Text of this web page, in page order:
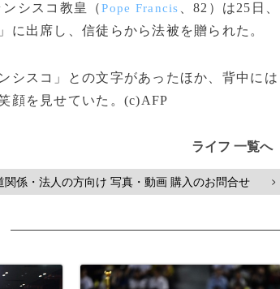
ンシスコ教皇（Pope Francis
、82）は25日、
出席し、信徒らから法被を贈られた。
スコ」との文字があったほか、背中には
顔を見せていた。(c)AFP
ライフ 一覧へ
関係・法人の方向け 写真・動画 購入のお問合せ >